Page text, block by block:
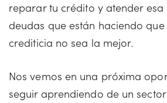
reparar tu crédito y atender esa
deudas que están haciendo
crediticia no sea la mejor.
Nos vemos en una próxima
seguir aprendiendo de un